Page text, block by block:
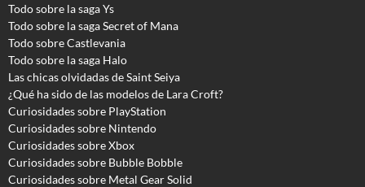
Todo sobre la saga Ys
Todo sobre la saga Secret of Mana
Todo sobre Castlevania
Todo sobre la saga Halo
Las chicas olvidadas de Saint Seiya
¿Qué ha sido de las modelos de Lara Croft?
Curiosidades sobre PlayStation
Curiosidades sobre Nintendo
Curiosidades sobre Xbox
Curiosidades sobre Bubble Bobble
Curiosidades sobre Metal Gear Solid